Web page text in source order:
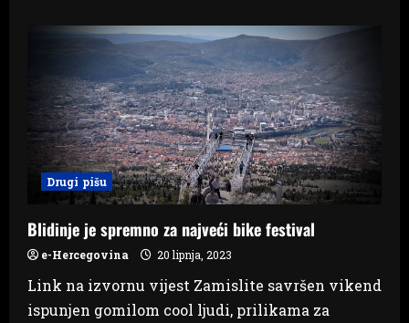
krizmanika
pečat
dara
Duha
Svetoga
Drugi pišu
Blidinje je spremno za najveći bike festival
e-Hercegovina 20 lipnja, 2023
Link na izvornu vijest Zamislite savršen vikend
ispunjen gomilom cool ljudi, prilikama za